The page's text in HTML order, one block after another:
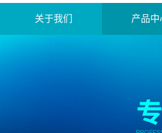
关于我们 产品中